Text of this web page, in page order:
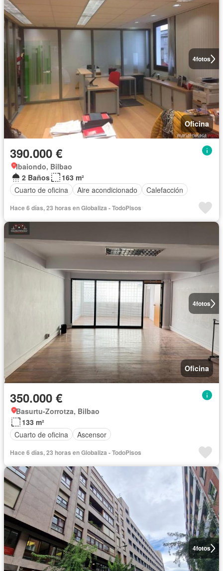
4fotos
Oficina
390.000 €
Ibaiondo, Bilbao
2 Baños
163 m²
Cuarto de oficina
Aire acondicionado Calefacción
Hace 6 días, 23 horas en Globaliza - TodoPisos
4fotos
Oficina
350.000 €
Basurtu-Zorrotza, Bilbao
133 m²
Cuarto de oficina
Ascensor
Hace 6 días, 23 horas en Globaliza - TodoPisos
4fotos